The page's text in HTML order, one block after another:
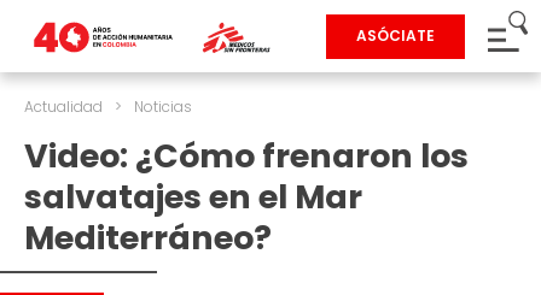
ASÓCIATE
Actualidad > Noticias
Video: ¿Cómo frenaron los
salvatajes en el Mar
Mediterráneo?